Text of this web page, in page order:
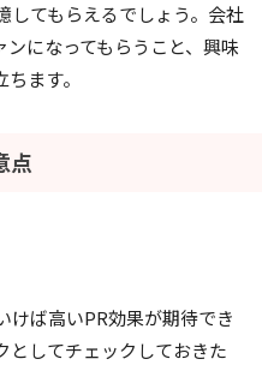
してもらえるでしょう。会社
になってもらうこと、興味
ます。
点
けば高いPR効果が期待でき
としてチェックしておきた